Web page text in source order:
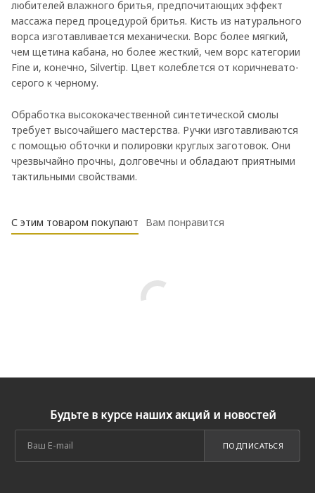
любителей влажного бритья, предпочитающих эффект
массажа перед процедурой бритья. Кисть из натурального
ворса изготавливается механически. Ворс более мягкий,
чем щетина кабана, но более жесткий, чем ворс категории
Fine и, конечно, Silvertip. Цвет колеблется от коричневато-
серого к черному.
Обработка высококачественной синтетической смолы
требует высочайшего мастерства. Ручки изготавливаются
с помощью обточки и полировки круглых заготовок. Они
чрезвычайно прочны, долговечны и обладают приятными
тактильными свойствами.
С этим товаром покупают Вам понравится
Будьте в курсе наших акций и новостей
ПОДПИСАТЬСЯ